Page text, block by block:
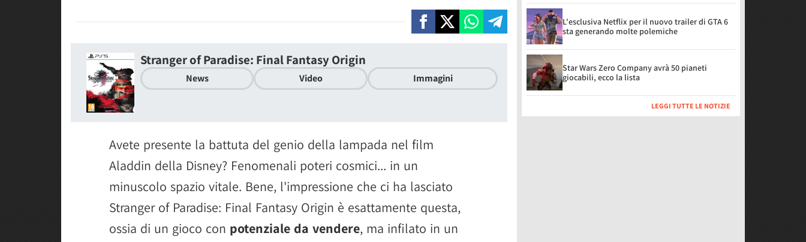
Stranger of Paradise: Final Fantasy Origin
News Video Immagini
Avete presente la battuta del genio della lampada nel film
Aladdin della Disney? Fenomenali poteri cosmici... in un
minuscolo spazio vitale. Bene, l'impressione che ci ha lasciato
Stranger of Paradise: Final Fantasy Origin è esattamente questa,
ossia di un gioco con potenziale da vendere, ma infilato in un
L'esclusiva Netflix per il nuovo trailer di GTA 6
sta generando molte polemiche
Star Wars Zero Company avrà 50 pianeti
giocabili, ecco la lista
LEGGI TUTTE LE NOTIZIE